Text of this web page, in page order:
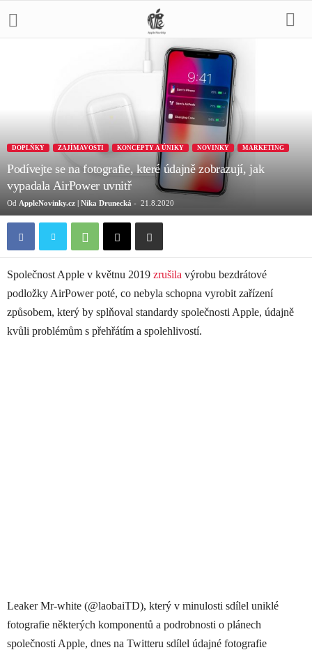
DOPLŇKY ZAJÍMAVOSTI KONCEPTY A ÚNIKY NOVINKY MARKETING
Podívejte se na fotografie, které údajně zobrazují, jak
vypadala AirPower uvnitř
Od AppleNovinky.cz | Nika Drunecká - 21.8.2020
Společnost Apple v květnu 2019 zrušila výrobu bezdrátové
podložky AirPower poté, co nebyla schopna vyrobit zařízení
způsobem, který by splňoval standardy společnosti Apple, údajně
kvůli problémům s přehřátím a spolehlivostí.
Leaker Mr-white (@laobaiTD), který v minulosti sdílel uniklé
fotografie některých komponentů a podrobnosti o plánech
společnosti Apple, dnes na Twitteru sdílel údajné fotografie